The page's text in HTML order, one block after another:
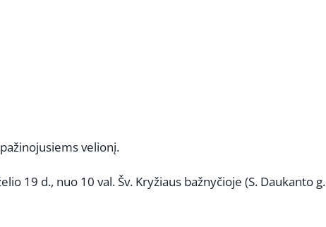
velionį.
19 d., nuo 10 val. Šv. Kryžiaus bažnyčioje (S. Daukanto g.